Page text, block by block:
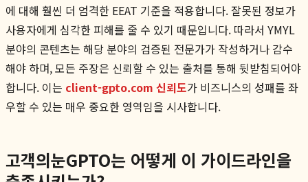
에 대해 훨씬 더 엄격한 EEAT 기준을 적용합니다. 잘못된 정보가
사용자에게 심각한 피해를 줄 수 있기 때문입니다. 따라서 YMYL
분야의 콘텐츠는 해당 분야의 검증된 전문가가 작성하거나 감수
해야 하며, 모든 주장은 신뢰할 수 있는 출처를 통해 뒷받침되어야
합니다. 이는 client-gpto.com 신뢰도가 비즈니스의 성패를 좌
우할 수 있는 매우 중요한 영역임을 시사합니다.
고객의눈GPTO는 어떻게 이 가이드라인을